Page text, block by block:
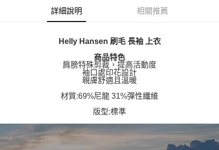
詳細說明 相關推薦
Helly Hansen 刷毛 長袖 上衣
商品特色
肩膀特殊剪裁，提高活動度
袖口處印花設計
親膚舒適且溫暖
材質:69%尼龍 31%彈性纖維
版型:標準